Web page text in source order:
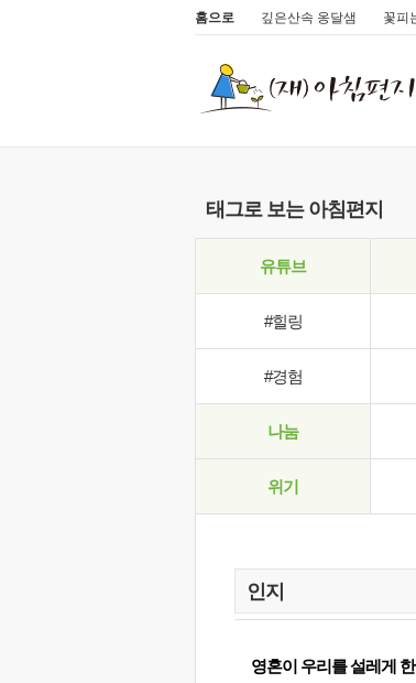
홈으로 깊은산속 옹달샘 꽃피
태그로 보는 아침편지
유튜브
#힐링
#경험
나눔
위기
영혼이 우리를 설레게